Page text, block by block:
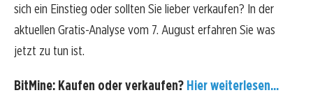
sich ein Einstieg oder sollten Sie lieber verkaufen? In der
aktuellen Gratis-Analyse vom 7. August erfahren Sie was
jetzt zu tun ist.
BitMine: Kaufen oder verkaufen? Hier weiterlesen...